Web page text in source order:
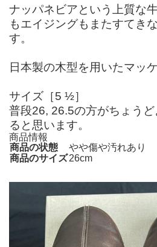
ナッパネビアという上質な
もエイジングもまたすてき
す。
日本製の木型を用いたマッケ
サイズ［5 ½］
普段26, 26.5の方がちょう
ると思います。
商品情報
商品の状態
やや傷や汚れあり
商品のサイズ26cm